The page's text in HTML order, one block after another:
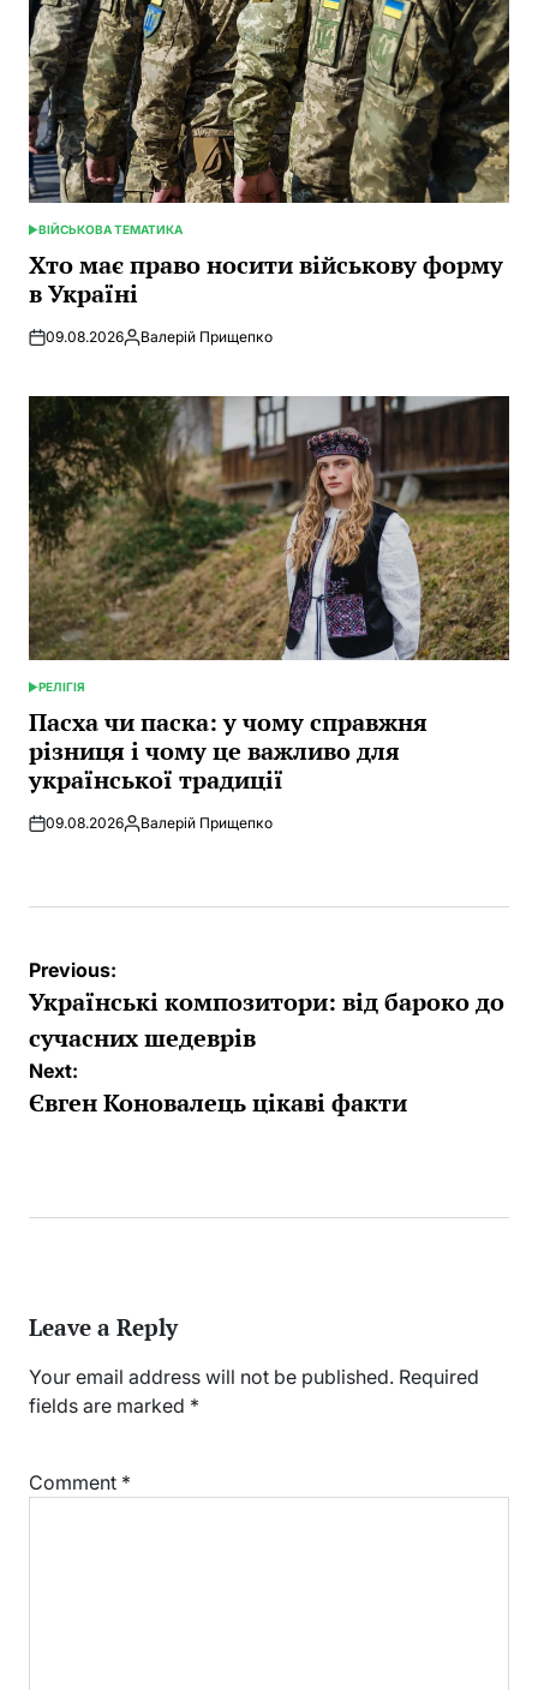
POSTED
IN
ВІЙСЬКОВА ТЕМАТИКА
Хто має право носити військову форму
в Україні
09.08.2026Posted
Валерій Прищепко
POSTED
IN
РЕЛІГІЯ
Пасха чи паска: у чому справжня
різниця і чому це важливо для
української традиції
09.08.2026Posted
Валерій Прищепко
Post
navigation
Previous:
Українські композитори: від бароко до
сучасних шедеврів
Next:
Євген Коновалець цікаві факти
Leave a Reply
Your email address will not be published. Required
fields are marked *
Comment *